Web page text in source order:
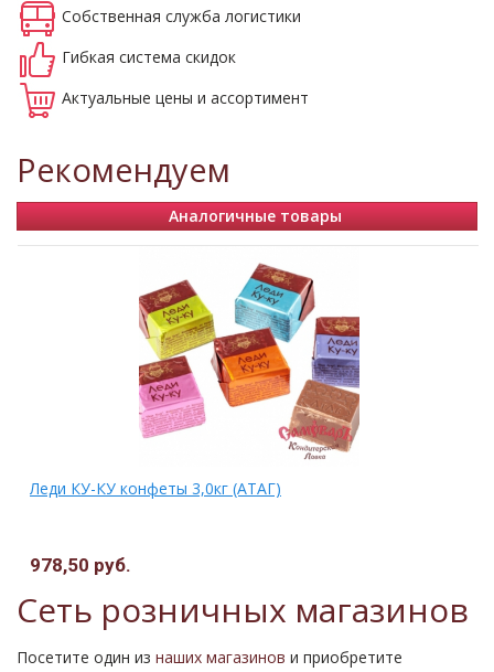
Собственная служба логистики
Гибкая система скидок
Актуальные цены и ассортимент
Рекомендуем
Аналогичные товары
Леди КУ-КУ конфеты 3,0кг (АТАГ)
978,50 руб.
Сеть розничных магазинов
Посетите один из наших магазинов и приобретите